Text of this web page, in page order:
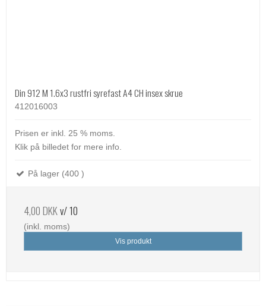
Din 912 M 1.6x3 rustfri syrefast A4 CH insex skrue
412016003
Prisen er inkl. 25 % moms.
Klik på billedet for mere info.
På lager (400 )
4,00 DKKv/ 10
(inkl. moms)
Vis produkt